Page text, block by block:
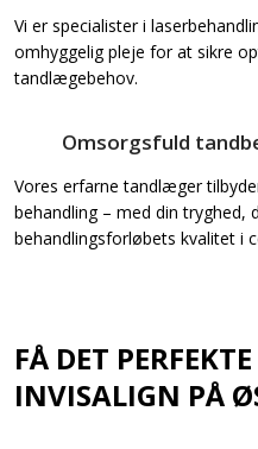
Vi er specialister i
omhyggelig pleje for at sikre
tandlægebehov.
Omsorgsfuld
Vores erfarne tandlæger
behandling – med din tryghed,
behandlingsforløbets kvalitet i
FÅ DET
INVISALIGN PÅ